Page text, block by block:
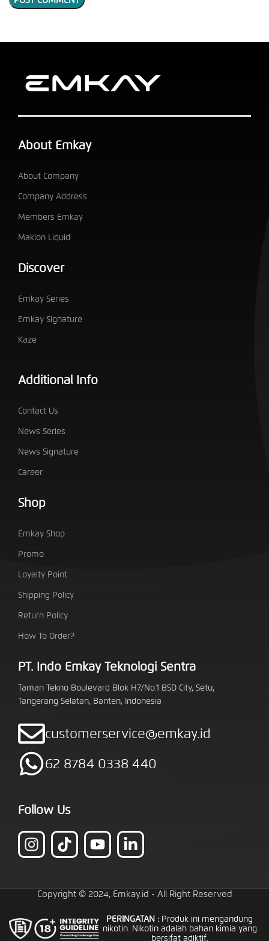
About Emkay
About Company
Company Address
Members Emkay
Maklon Liquid
Discover
Emkay Series
Emkay Signature
Kaze
Additional Info
Contact Us
News Series
News Signature
Career
Shop
Emkay Shop
Promo
Loyalty Point
Shipping Policy
Return Policy
How To Order?
PT. Indo Emkay Teknologi Sentra
Taman Tekno Boulevard Blok H7/No.1 BSD City, Setu,
Tangerang Selatan, Banten, Indonesia
customerservice@emkay.id
62 8784 0338 440
Follow Us
Copyright © 2024, Emkay.id - All Right Reserved
PERINGATAN : Produk ini mengandung
nikotin. Nikotin adalah bahan kimia yang
bersifat adiktif.